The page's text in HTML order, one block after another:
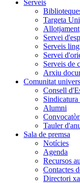
Serveis
Targeta
Allotjament
Servei
Serveis
Servei
Serveis de
Arxiu
Comunitat
Consell
Sindicatura
Alumni
Tauler
Sala de premsa
Notícies
Agenda
Recursos
Contactes
Directori